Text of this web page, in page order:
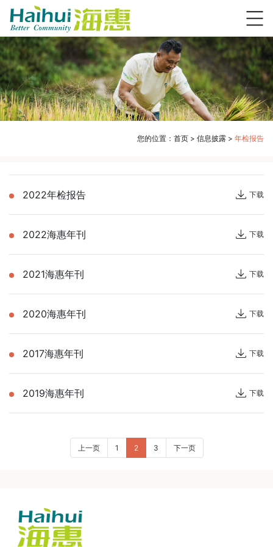
您的位置： 首页 > 信息披露 > 年检报告
2022年检报告 下载
2022海惠年刊 下载
2021海惠年刊 下载
2020海惠年刊 下载
2017海惠年刊 下载
2019海惠年刊 下载
上一页 1 2 3 下一页